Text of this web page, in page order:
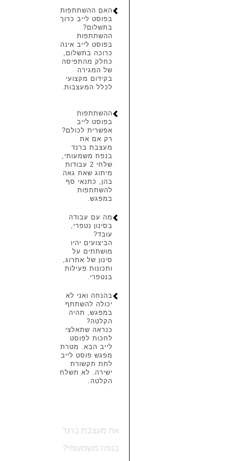
האם ההשתתפות
בפוסט לייב כרוך
בתשלום?
ההשתתפות
בפוסט לייב אינה
כרוכה בתשלום,
כחלק מהתפיסה
של המגירה
בקידום מקצועי
לכלל המעצבות.
ההשתתפות
בפוסט לייב
אפשרית לכולם?
רק אם את
מעצבת ברנד
בנפח משמעותי,
שלחי 2 עבודות
מיתוג שאת גאה
בהן, כתנאי סף
להשתתפות
במפגש.
מה עם עבודה
בסינון נטפרי,
עובד?
הביצועים יהיו
מושתתים על
סינון של אתרוג,
ותכונות פעילות
בנטפרי.
בהנחה ואני לא
יכולה להשתתף
במפגש, תהיה
הקלטה?
כנראה שתאלצי
לחכות לפוסט
לייב הבא. מטרת
מפגש פוסט לייב
לתת תקשורת
ישירה. לא תשלח
הקלטה.
את מעצבת ברנד
בנפח משמעותי?